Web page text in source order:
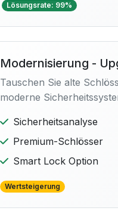
Lösungsrate: 99%
Modernisierung -
Tauschen Sie alte
moderne
Sicherheitsanalyse
Premium-Schlösser
Smart Lock Option
Wertsteigerung